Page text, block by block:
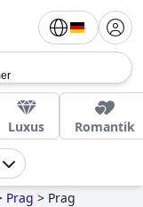
Luxus Romantik
Prag > Prag